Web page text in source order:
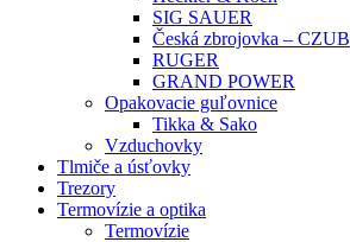
SIG SAUER
Česká zbrojovka – CZUB
RUGER
GRAND POWER
Opakovacie guľovnice
Tikka & Sako
Vzduchovky
Tlmiče a úsťovky
Trezory
Termovízie a optika
Termovízie